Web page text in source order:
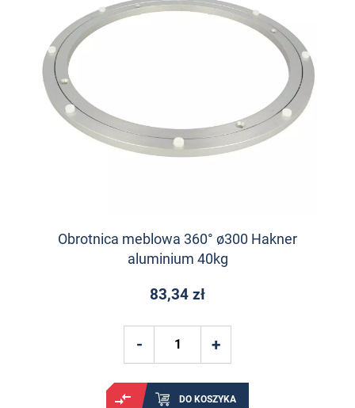
Obrotnica meblowa 360° ø300 Hakner
aluminium 40kg
83,34 zł
DO KOSZYKA